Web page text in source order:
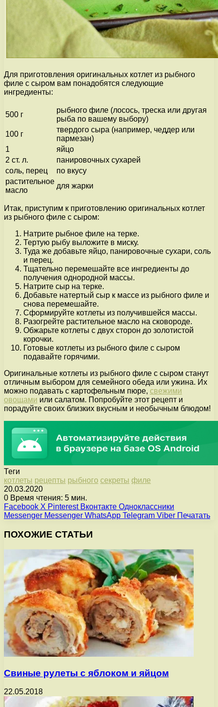
Для приготовления оригинальных котлет из рыбного
филе с сыром вам понадобятся следующие
ингредиенты:
500 г
рыбного филе (лосось, треска или другая
рыба по вашему выбору)
100 г
твердого сыра (например, чеддер или
пармезан)
1
яйцо
2 ст. л.
панировочных сухарей
соль, перец
по вкусу
растительное
масло
для жарки
Итак, приступим к приготовлению оригинальных котлет
из рыбного филе с сыром:
Натрите рыбное филе на терке.
Тертую рыбу выложите в миску.
Туда же добавьте яйцо, панировочные сухари, соль
и перец.
Тщательно перемешайте все ингредиенты до
получения однородной массы.
Натрите сыр на терке.
Добавьте натертый сыр к массе из рыбного филе и
снова перемешайте.
Сформируйте котлеты из получившейся массы.
Разогрейте растительное масло на сковороде.
Обжарьте котлеты с двух сторон до золотистой
корочки.
Готовые котлеты из рыбного филе с сыром
подавайте горячими.
Оригинальные котлеты из рыбного филе с сыром станут
отличным выбором для семейного обеда или ужина. Их
можно подавать с картофельным пюре, свежими
овощами или салатом. Попробуйте этот рецепт и
порадуйте своих близких вкусным и необычным блюдом!
Теги
котлеты рецепты рыбного секреты филе
20.03.2020
0 Время чтения: 5 мин.
Facebook X Pinterest Вконтакте Одноклассники
Messenger Messenger WhatsApp Telegram Viber Печатать
ПОХОЖИЕ СТАТЬИ
Свиные рулеты с яблоком и яйцом
22.05.2018